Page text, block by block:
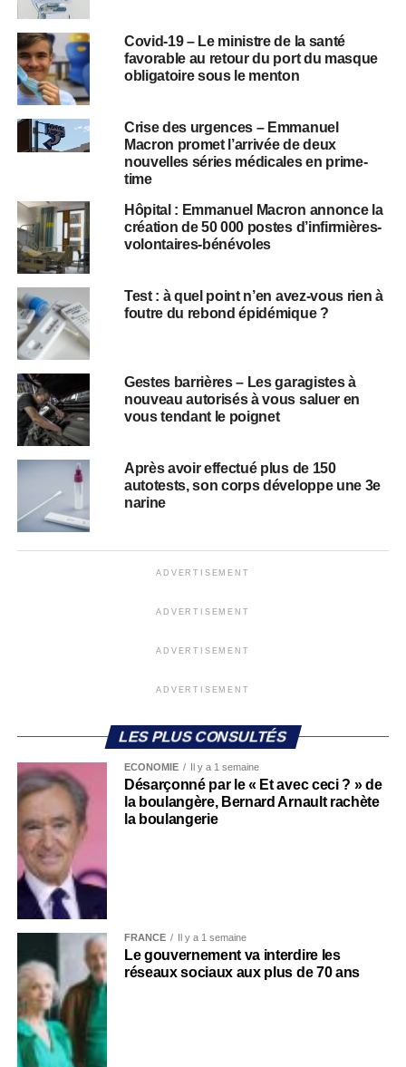
Covid-19 – Le ministre de la santé
favorable au retour du port du masque
obligatoire sous le menton
Crise des urgences – Emmanuel
Macron promet l’arrivée de deux
nouvelles séries médicales en prime-
time
Hôpital : Emmanuel Macron annonce la
création de 50 000 postes d’infirmières-
volontaires-bénévoles
Test : à quel point n’en avez-vous rien à
foutre du rebond épidémique ?
Gestes barrières – Les garagistes à
nouveau autorisés à vous saluer en
vous tendant le poignet
Après avoir effectué plus de 150
autotests, son corps développe une 3e
narine
ADVERTISEMENT
ADVERTISEMENT
ADVERTISEMENT
ADVERTISEMENT
LES PLUS CONSULTÉS
ECONOMIE Il y a 1 semaine
Désarçonné par le « Et avec ceci ? » de
la boulangère, Bernard Arnault rachète
la boulangerie
FRANCE Il y a 1 semaine
Le gouvernement va interdire les
réseaux sociaux aux plus de 70 ans